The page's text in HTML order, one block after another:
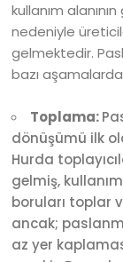
kullanım
nedeniyle
gelmektedir.
bazı
Toplama:
dönüşümü ilk
Hurda
gelmiş,
boruları toplar
ancak;
az yer